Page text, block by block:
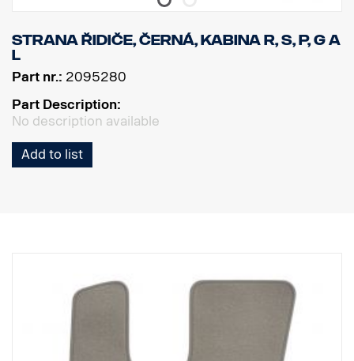
Strana řidiče, černá, kabina R, S, P, G a
L
Part nr.: 2095280
Part Description:
No description available
Add to list